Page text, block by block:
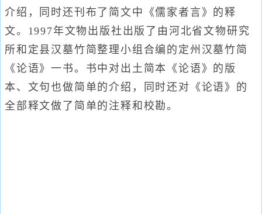
介绍，同时还刊布了简文中《儒家者言》的释
文。1997年文物出版社出版了由河北省文物研究
所和定县汉墓竹简整理小组合编的定州汉墓竹简
《论语》一书。书中对出土简本《论语》的版
本、文句也做简单的介绍，同时还对《论语》的
全部释文做了简单的注释和校勘。